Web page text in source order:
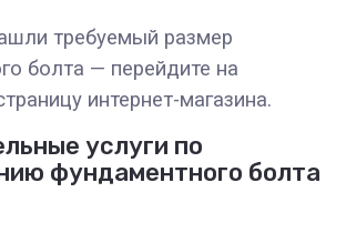
требуемый размер
болта — перейдите на
интернет-магазина.
услуги по
фундаментного болта